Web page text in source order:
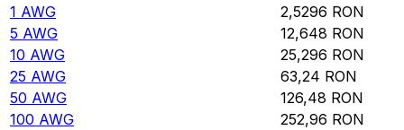
1 AWG 2,5296 RON
5 AWG 12,648 RON
10 AWG 25,296 RON
25 AWG 63,24 RON
50 AWG 126,48 RON
100 AWG 252,96 RON